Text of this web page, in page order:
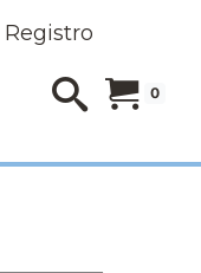
Registro
0